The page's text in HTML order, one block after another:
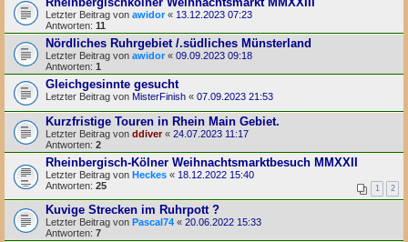
Letzter Beitrag von awidor« 13.12.2023 07:23
Antworten: 11
Nördliches Ruhrgebiet /.südliches Münsterland
Letzter Beitrag von awidor « 09.09.2023 09:18
Antworten: 1
Gleichgesinnte gesucht
Letzter Beitrag von MisterFinish « 07.09.2023 21:53
Kurzfristige Touren in Rhein Main Gebiet.
Letzter Beitrag von ddiver « 24.07.2023 11:17
Antworten: 2
Rheinbergisch-Kölner Weihnachtsmarktbesuch MMXXII
Letzter Beitrag von Heckes « 18.12.2022 15:40
Antworten: 25 1 2
Kuvige Strecken im Ruhrpott ?
Letzter Beitrag von Pascal74 « 20.06.2022 15:33
Antworten: 7